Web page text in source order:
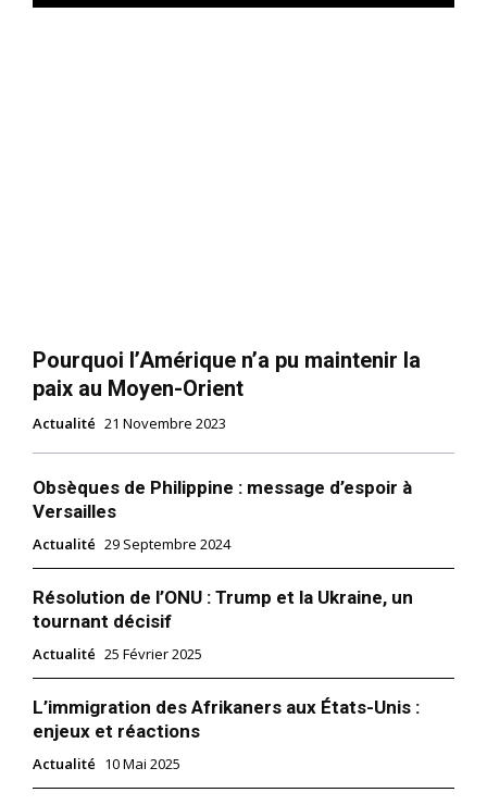
Pourquoi l’Amérique n’a pu maintenir la
paix au Moyen-Orient
Actualité 21 Novembre 2023
Obsèques de Philippine : message d’espoir à
Versailles
Actualité 29 Septembre 2024
Résolution de l’ONU : Trump et la Ukraine, un
tournant décisif
Actualité 25 Février 2025
L’immigration des Afrikaners aux États-Unis :
enjeux et réactions
Actualité 10 Mai 2025